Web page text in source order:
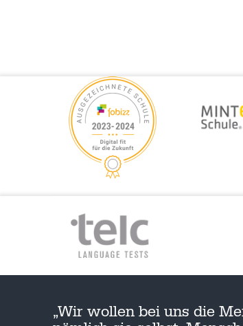
„Wir wollen bei uns die